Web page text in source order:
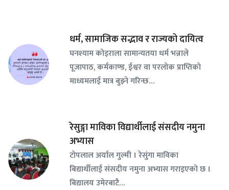
धर्म, सामाजिक सद्भाव र राज्यको दायित्व
घनश्याम कोइराला सामान्यतया धर्म भन्नाले
पूजापाठ, कर्मकाण्ड, ईश्वर वा परलोक प्राप्तिको
माध्यमलाई मात्र बुझ्ने गरिन्छ…
रेसुङ्गा माविका विद्यार्थीलाई संसदीय नमुना
अभ्यास
टोपलाल अर्याल गुल्मी । रेसुंगा माविका
बिद्यार्थीलाई संसदीय नमुना अभ्यास गराइएको छ ।
बिद्यालय उमेरबाटै…